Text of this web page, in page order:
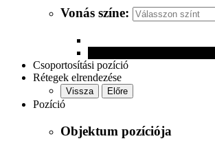
Vonás színe:
Csoportosítási pozíció
Rétegek elrendezése
Vissza Előre
Pozíció
Objektum pozíciója